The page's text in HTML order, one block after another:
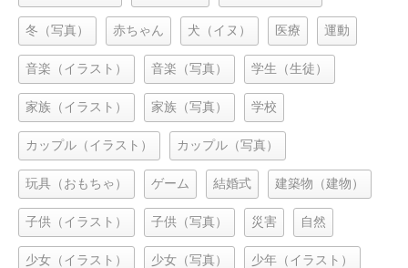
冬（写真） 赤ちゃん 犬（イヌ） 医療 運動
音楽（イラスト） 音楽（写真） 学生（生徒）
家族（イラスト） 家族（写真） 学校
カップル（イラスト） カップル（写真）
玩具（おもちゃ） ゲーム 結婚式 建築物（建物）
子供（イラスト） 子供（写真） 災害 自然
少女（イラスト） 少女（写真） 少年（イラスト）